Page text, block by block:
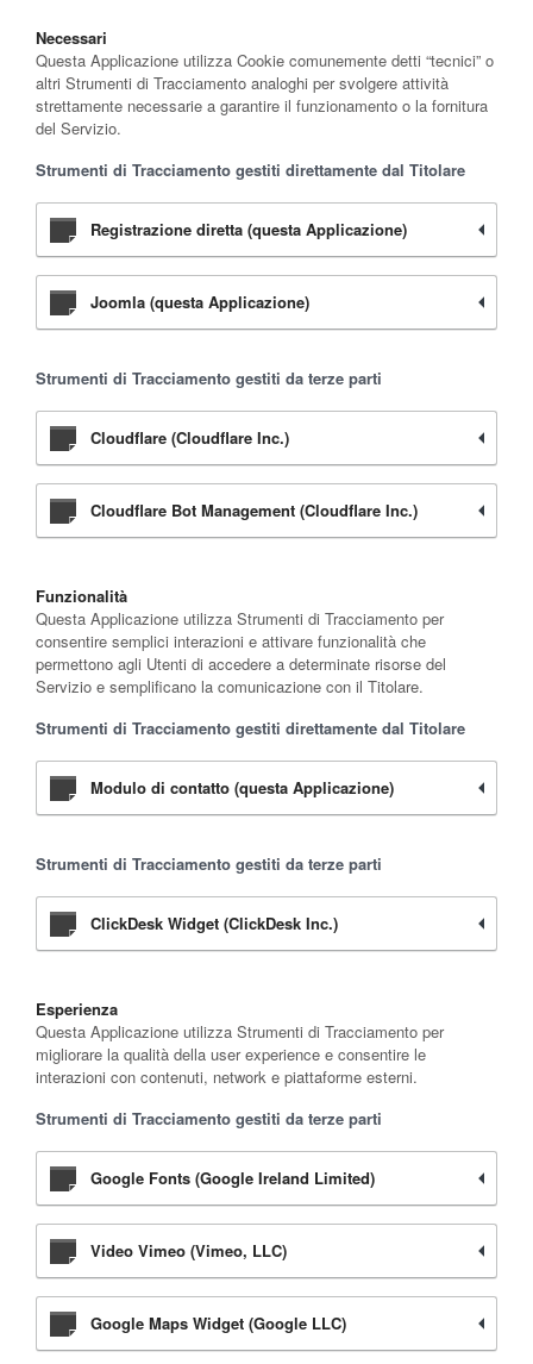
Necessari
Questa Applicazione utilizza Cookie comunemente detti “tecnici” o
altri Strumenti di Tracciamento analoghi per svolgere attività
strettamente necessarie a garantire il funzionamento o la fornitura
del Servizio.
Strumenti di Tracciamento gestiti direttamente dal Titolare
Registrazione diretta (questa Applicazione)
Joomla (questa Applicazione)
Strumenti di Tracciamento gestiti da terze parti
Cloudflare (Cloudflare Inc.)
Cloudflare Bot Management (Cloudflare Inc.)
Funzionalità
Questa Applicazione utilizza Strumenti di Tracciamento per
consentire semplici interazioni e attivare funzionalità che
permettono agli Utenti di accedere a determinate risorse del
Servizio e semplificano la comunicazione con il Titolare.
Strumenti di Tracciamento gestiti direttamente dal Titolare
Modulo di contatto (questa Applicazione)
Strumenti di Tracciamento gestiti da terze parti
ClickDesk Widget (ClickDesk Inc.)
Esperienza
Questa Applicazione utilizza Strumenti di Tracciamento per
migliorare la qualità della user experience e consentire le
interazioni con contenuti, network e piattaforme esterni.
Strumenti di Tracciamento gestiti da terze parti
Google Fonts (Google Ireland Limited)
Video Vimeo (Vimeo, LLC)
Google Maps Widget (Google LLC)